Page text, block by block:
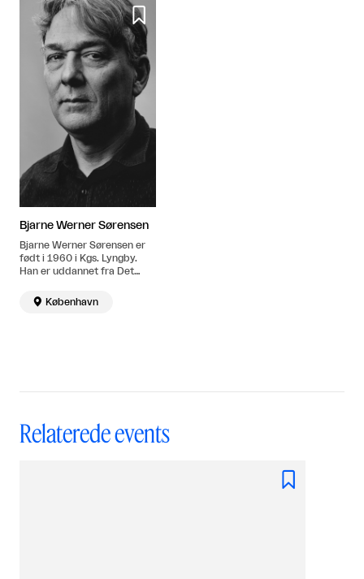

Bjarne Werner Sørensen
Bjarne Werner Sørensen er
født i 1960 i Kgs. Lyngby.
Han er uddannet fra Det
Bor og arbejder i København.
 København
Relaterede events
